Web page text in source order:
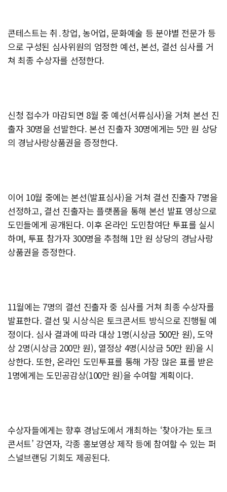
콘테스트는 취․창업, 농어업, 문화예술 등 분야별 전문가 등
으로 구성된 심사위원의 엄정한 예선, 본선, 결선 심사를 거
쳐 최종 수상자를 선정한다.
신청 접수가 마감되면 8월 중 예선(서류심사)을 거쳐 본선 진
출자 30명을 선발한다. 본선 진출자 30명에게는 5만 원 상당
의 경남사랑상품권을 증정한다.
이어 10월 중에는 본선(발표심사)을 거쳐 결선 진출자 7명을
선정하고, 결선 진출자는 플랫폼을 통해 본선 발표 영상으로
도민들에게 공개된다. 이후 온라인 도민참여단 투표를 실시
하며, 투표 참가자 300명을 추첨해 1만 원 상당의 경남사랑
상품권을 증정한다.
11월에는 7명의 결선 진출자 중 심사를 거쳐 최종 수상자를
발표한다. 결선 및 시상식은 토크콘서트 방식으로 진행될 예
정이다. 심사 결과에 따라 대상 1명(시상금 500만 원), 도약
상 2명(시상금 200만 원), 열정상 4명(시상금 50만 원)을 시
상한다. 또한, 온라인 도민투표를 통해 가장 많은 표를 받은
1명에게는 도민공감상(100만 원)을 수여할 계획이다.
수상자들에게는 향후 경남도에서 개최하는 ‘찾아가는 토크
콘서트’ 강연자, 각종 홍보영상 제작 등에 참여할 수 있는 퍼
스널브랜딩 기회도 제공된다.